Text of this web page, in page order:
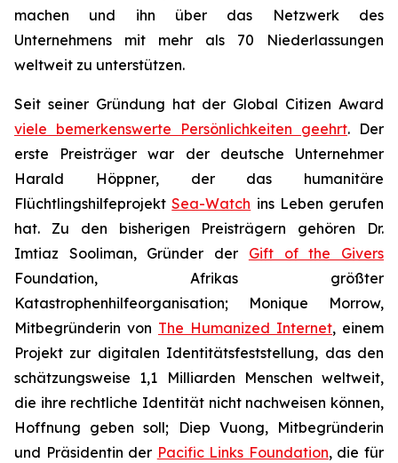
machen und ihn über das Netzwerk des
Unternehmens mit mehr als 70 Niederlassungen
weltweit zu unterstützen.
Seit seiner Gründung hat der Global Citizen Award
viele bemerkenswerte Persönlichkeiten geehrt. Der
erste Preisträger war der deutsche Unternehmer
Harald Höppner, der das humanitäre
FlüchtlingshilfeprojektSea-Watch ins Leben gerufen
hat. Zu den bisherigen Preisträgern gehören Dr.
Imtiaz Sooliman, Gründer der Gift of the Givers
Foundation, Afrikas größter
Katastrophenhilfeorganisation; Monique Morrow,
Mitbegründerin von The Humanized Internet, einem
Projekt zur digitalen Identitätsfeststellung, das den
schätzungsweise 1,1 Milliarden Menschen weltweit,
die ihre rechtliche Identität nicht nachweisen können,
Hoffnung geben soll; Diep Vuong, Mitbegründerin
und Präsidentin der Pacific Links Foundation, die für